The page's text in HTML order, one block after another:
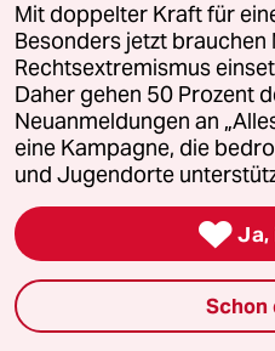
Feedback
Aboservice
ePaper Login
Downloads für Abonnierende
© 2026 taz Verlags und
Alle Rechte vorbehalten. Bei
Mit doppelter Kraft für
Besonders jetzt brauchen
Rechtsextremismus
Daher gehen 50 Prozent
Neuanmeldungen an
eine Kampagne, die
und Jugendorte
 Ja,
Schon